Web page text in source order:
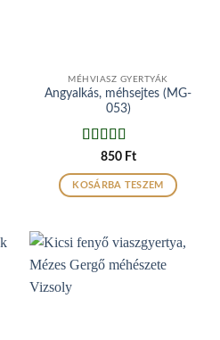
MÉHVIASZ GYERTYÁK
Angyalkás, méhsejtes (MG-
053)
Értékelés:
4/ 5
850 Ft
KOSÁRBA TESZEM